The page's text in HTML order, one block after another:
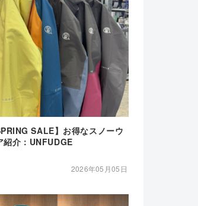
SALE】お得なスノーウ
紹介：UNFUDGE
2026年05月05日